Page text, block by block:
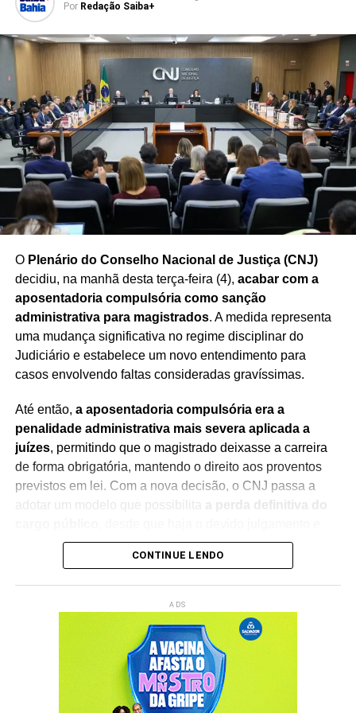
O cenário político segue em constante transformação, e
especialistas destacam queas intenções de voto
podem variar ao longo do processo eleitoral,
influenciadas por fatores econômicos, sociais, decisões
partidárias e acontecimentos do cenário nacional.
Redação Saiba+
Por Redação Saiba+
O Plenário do Conselho Nacional de Justiça (CNJ)
decidiu, na manhã desta terça-feira (4), acabar com a
aposentadoria compulsória como sanção
administrativa para magistrados. A medida representa
uma mudança significativa no regime disciplinar do
Judiciário e estabelece um novo entendimento para
casos envolvendo faltas consideradas gravíssimas.
Até então, a aposentadoria compulsória era a
penalidade administrativa mais severa aplicada a
juízes, permitindo que o magistrado deixasse a carreira
de forma obrigatória, mantendo o direito aos proventos
previstos em lei. Com a nova decisão, o CNJ passa a
adotar um modelo que possibilita
a perda definitiva do
observância das regras constitucionais.
Supremo Tribunal Federal (STF). Na abertura dos
trabalhos, o ministro destacou a importância do debate
institucional e ressaltou que a decisão representa um
avanço no aperfeiçoamento dos mecanismos de
responsabilização e integridade no Poder Judiciário.
CONTINUE LENDO
ADS